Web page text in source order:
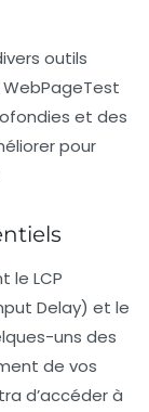
outils
WebPageTest
et des
pour
le LCP
Delay) et le
uns des
de vos
d’accéder à